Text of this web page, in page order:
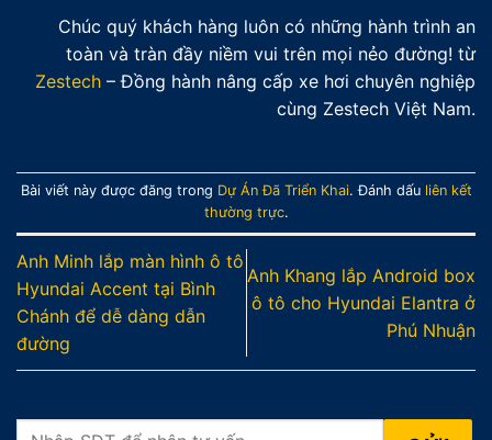
Chúc quý khách hàng luôn có những hành trình an
toàn và tràn đầy niềm vui trên mọi nẻo đường! từ
Zestech – Đồng hành nâng cấp xe hơi chuyên nghiệp
cùng Zestech Việt Nam.
Bài viết này được đăng trong Dự Án Đã Triển Khai. Đánh dấu liên kết
thường trực.
Anh Minh lắp màn hình ô tô
Hyundai Accent tại Bình
Chánh để dễ dàng dẫn
đường
Anh Khang lắp Android box
ô tô cho Hyundai Elantra ở
Phú Nhuận